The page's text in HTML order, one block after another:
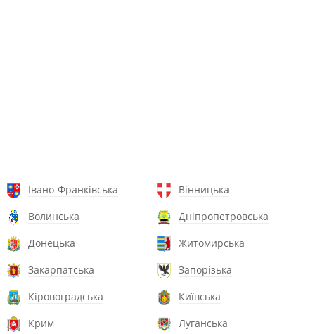
Івано-Франківська
Вінницька
Волинська
Дніпропетровська
Донецька
Житомирська
Закарпатська
Запорізька
Кіровоградська
Київська
Крим
Луганська